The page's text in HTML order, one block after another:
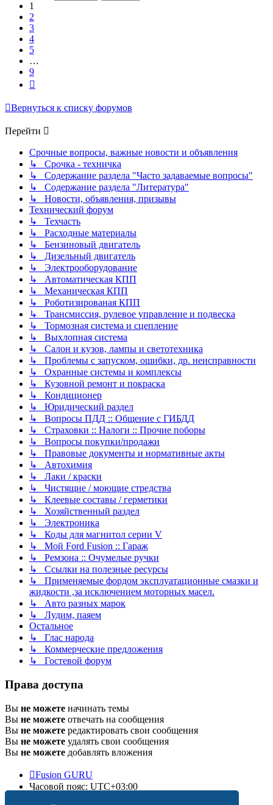
1
2
3
4
5
…
9
Вернуться к списку форумов
Перейти
Срочные вопросы, важные новости и объявления
↳ Срочка - техничка
↳ Содержание раздела "Часто задаваемые вопросы"
↳ Содержание раздела "Литература"
↳ Новости, объявления, призывы
Технический форум
↳ Техчасть
↳ Расходные материалы
↳ Бензиновый двигатель
↳ Дизельный двигатель
↳ Электрооборудование
↳ Автоматическая КПП
↳ Механическая КПП
↳ Роботизированая КПП
↳ Трансмиссия, рулевое управление и подвеска
↳ Тормозная система и сцепление
↳ Выхлопная система
↳ Салон и кузов, лампы и светотехника
↳ Проблемы с запуском, ошибки, др. неисправности
↳ Охранные системы и комплексы
↳ Кузовной ремонт и покраска
↳ Кондиционер
↳ Юридический раздел
↳ Вопросы ПДД :: Общение с ГИБДД
↳ Страховки :: Налоги :: Прочие поборы
↳ Вопросы покупки/продажи
↳ Правовые документы и нормативные акты
↳ Автохимия
↳ Лаки / краски
↳ Чистящие / моющие стредства
↳ Клеевые составы / герметики
↳ Хозяйственный раздел
↳ Электроника
↳ Коды для магнитол серии V
↳ Мой Ford Fusion :: Гараж
↳ Ремзона :: Очумелые ручки
↳ Ссылки на полезные ресурсы
↳ Применяемые фордом эксплуатационные смазки и
жидкости ,за исключением моторных масел.
↳ Авто разных марок
↳ Лудим, паяем
Остальное
↳ Глас народа
↳ Коммерческие предложения
↳ Гостевой форум
Права доступа
Вы не можете начинать темы
Вы не можете отвечать на сообщения
Вы не можете редактировать свои сообщения
Вы не можете удалять свои сообщения
Вы не можете добавлять вложения
Fusion GURU
Часовой пояс: UTC+03:00